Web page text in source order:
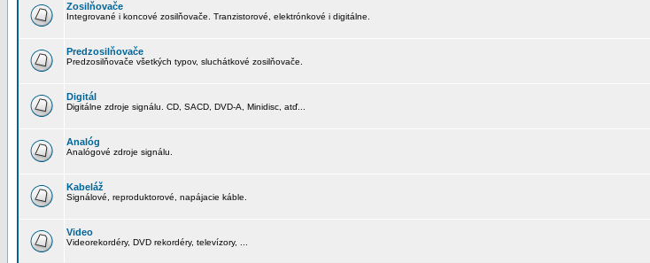
Zosilňovače
Integrované i koncové zosilňovače. Tranzistorové, elektrónkové i digitálne.
Predzosilňovače
Predzosilňovače všetkých typov, sluchátkové zosilňovače.
Digitál
Digitálne zdroje signálu. CD, SACD, DVD-A, Minidisc, atď...
Analóg
Analógové zdroje signálu.
Kabeláž
Signálové, reproduktorové, napájacie káble.
Video
Videorekordéry, DVD rekordéry, televízory, ...